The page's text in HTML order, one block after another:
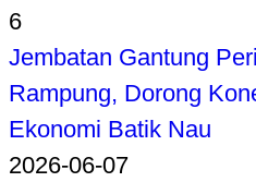
6
Jembatan Gantung
Rampung, Dorong
Ekonomi Batik Nau
2026-06-07